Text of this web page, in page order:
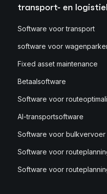
transport- en
Software voor transport
software voor
Fixed asset maintenance
Betaalsoftware
Software voor
AI-transportsoftware
Software voor bulkvervoer
Software voor
Software voor